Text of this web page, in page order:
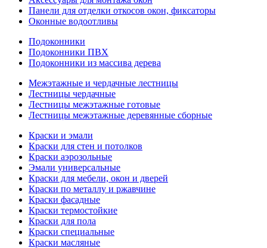
Панели для отделки откосов окон, фиксаторы
Оконные водоотливы
Подоконники
Подоконники ПВХ
Подоконники из массива дерева
Межэтажные и чердачные лестницы
Лестницы чердачные
Лестницы межэтажные готовые
Лестницы межэтажные деревянные сборные
Краски и эмали
Краски для стен и потолков
Краски аэрозольные
Эмали универсальные
Краски для мебели, окон и дверей
Краски по металлу и ржавчине
Краски фасадные
Краски термостойкие
Краски для пола
Краски специальные
Краски масляные